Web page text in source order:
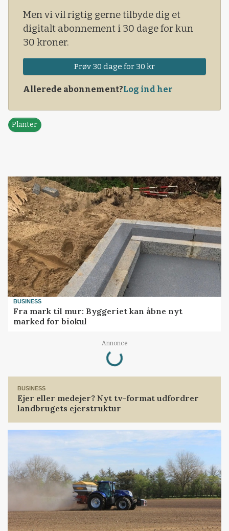
Men vi vil rigtig gerne tilbyde dig et
digitalt abonnement i 30 dage for kun
30 kroner.
Prøv 30 dage for 30 kr
Allerede abonnement?Log ind her
Planter
BUSINESS
Fra mark til mur: Byggeriet kan åbne nyt
marked for biokul
Annonce
Loading...
BUSINESS
Ejer eller medejer? Nyt tv-format udfordrer
landbrugets ejerstruktur